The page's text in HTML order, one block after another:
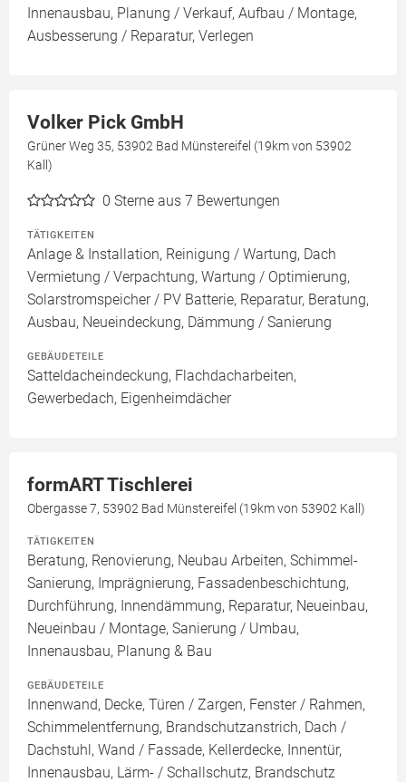
Innenausbau, Planung / Verkauf, Aufbau / Montage,
Ausbesserung / Reparatur, Verlegen
Volker Pick GmbH
Grüner Weg 35, 53902 Bad Münstereifel (19km von 53902
Kall)
0 Sterne aus 7 Bewertungen
TÄTIGKEITEN
Anlage & Installation, Reinigung / Wartung, Dach
Vermietung / Verpachtung, Wartung / Optimierung,
Solarstromspeicher / PV Batterie, Reparatur, Beratung,
Ausbau, Neueindeckung, Dämmung / Sanierung
GEBÄUDETEILE
Satteldacheindeckung, Flachdacharbeiten,
Gewerbedach, Eigenheimdächer
formART Tischlerei
Obergasse 7, 53902 Bad Münstereifel (19km von 53902 Kall)
TÄTIGKEITEN
Beratung, Renovierung, Neubau Arbeiten, Schimmel-
Sanierung, Imprägnierung, Fassadenbeschichtung,
Durchführung, Innendämmung, Reparatur, Neueinbau,
Neueinbau / Montage, Sanierung / Umbau,
Innenausbau, Planung & Bau
GEBÄUDETEILE
Innenwand, Decke, Türen / Zargen, Fenster / Rahmen,
Schimmelentfernung, Brandschutzanstrich, Dach /
Dachstuhl, Wand / Fassade, Kellerdecke, Innentür,
Innenausbau, Lärm- / Schallschutz, Brandschutz